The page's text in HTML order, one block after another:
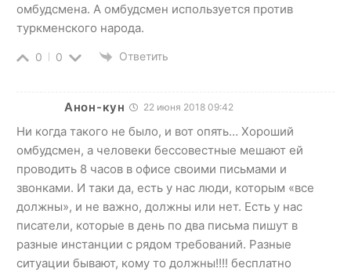
омбудсмена. А омбудсмен используется против
туркменского народа.
0 0 Ответить
Анон-кун 22 июня 2018 09:42
Ни когда такого не было, и вот опять… Хороший
омбудсмен, а человеки бессовестные мешают ей
проводить 8 часов в офисе своими письмами и
звонками. И таки да, есть у нас люди, которым «все
должны», и не важно, должны или нет. Есть у нас
писатели, которые в день по два письма пишут в
разные инстанции с рядом требований. Разные
ситуации бывают, кому то должны!!!! бесплатно